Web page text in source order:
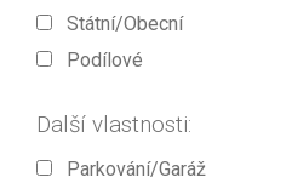
Státní/Obecní
Podílové
Další vlastnosti:
Parkování/Garáž